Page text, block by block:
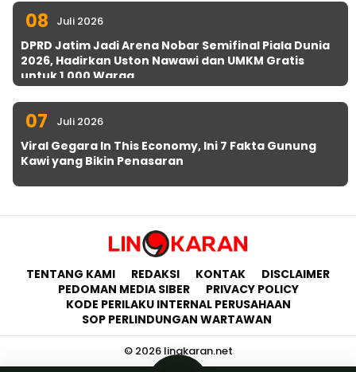
08 Juli 2026
DPRD Jatim Jadi Arena Nobar Semifinal Piala Dunia
2026, Hadirkan Uston Nawawi dan UMKM Gratis
untuk 1.000 Warga
07 Juli 2026
Viral Gegara In This Economy, Ini 7 Fakta Gunung
Kawi yang Bikin Penasaran
TENTANG KAMI REDAKSI KONTAK
DISCLAIMER
PEDOMAN MEDIA SIBER
PRIVACY POLICY
KODE PERILAKU INTERNAL PERUSAHAAN
SOP PERLINDUNGAN WARTAWAN
© 2026 lingkaran.net